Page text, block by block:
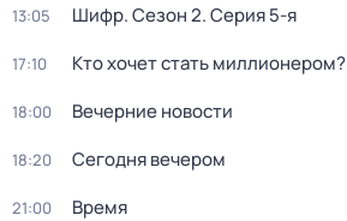
13:05 Шифр. Сезон 2. Серия 5-я
17:10 Кто хочет стать миллионером?
18:00 Вечерние новости
18:20 Сегодня вечером
21:00 Время